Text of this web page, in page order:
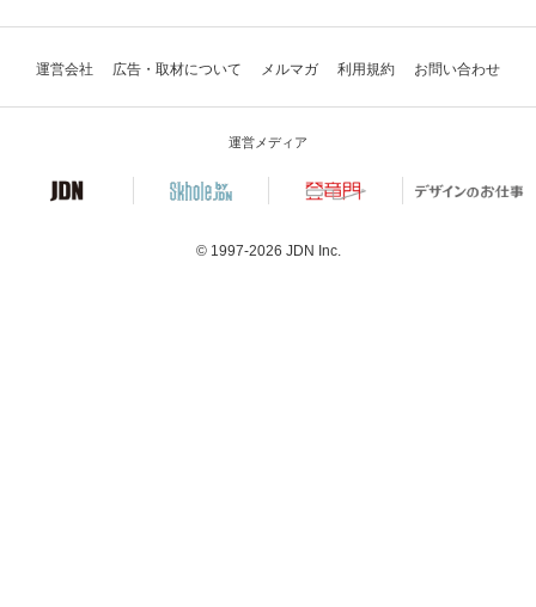
運営会社 広告・取材について メルマガ 利用規約 お問い合わせ
運営メディア
© 1997-2026 JDN Inc.